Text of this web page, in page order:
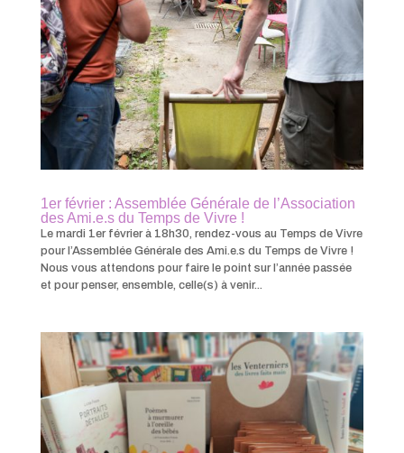
1er février : Assemblée Générale de l’Association
des Ami.e.s du Temps de Vivre !
Le mardi 1er février à 18h30, rendez-vous au Temps de Vivre
pour l’Assemblée Générale des Ami.e.s du Temps de Vivre !
Nous vous attendons pour faire le point sur l’année passée
et pour penser, ensemble, celle(s) à venir...